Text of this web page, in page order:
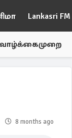
Lankasri FM
வாழ்க்கைமுறை
8 months ago